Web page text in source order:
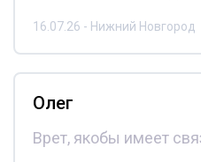
16.07.26 - Нижний Новгород
Олег
Врет, якобы имеет